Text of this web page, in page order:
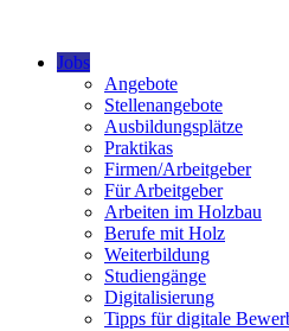
Jobs
Angebote
Stellenangebote
Ausbildungsplätze
Praktikas
Firmen/Arbeitgeber
Für Arbeitgeber
Arbeiten im Holzbau
Berufe mit Holz
Weiterbildung
Studiengänge
Digitalisierung
Tipps für digitale